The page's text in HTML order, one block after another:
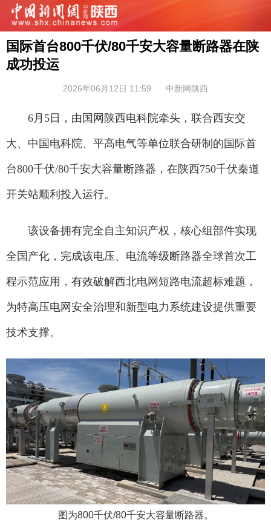
国际首台800千伏/80千安大容量断路器在陕
成功投运
2026年06月12日 11:59 中新网陕西
6月5日，由国网陕西电科院牵头，联合西安交
大、中国电科院、平高电气等单位联合研制的国际首
台800千伏/80千安大容量断路器，在陕西750千伏秦道
开关站顺利投入运行。
该设备拥有完全自主知识产权，核心组部件实现
全国产化，完成该电压、电流等级断路器全球首次工
程示范应用，有效破解西北电网短路电流超标难题，
为特高压电网安全治理和新型电力系统建设提供重要
技术支撑。
图为800千伏/80千安大容量断路器。